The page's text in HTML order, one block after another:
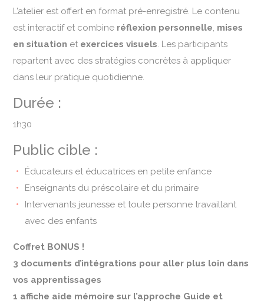
L’atelier est offert en format pré-enregistré. Le contenu
est interactif et combine réflexion personnelle, mises
en situation et exercices visuels. Les participants
repartent avec des stratégies concrètes à appliquer
dans leur pratique quotidienne.
Durée :
1h30
Public cible :
Éducateurs et éducatrices en petite enfance
Enseignants du préscolaire et du primaire
Intervenants jeunesse et toute personne travaillant
avec des enfants
Coffret BONUS !
3 documents d’intégrations pour aller plus loin dans
vos apprentissages
1 affiche aide mémoire sur l’approche Guide et